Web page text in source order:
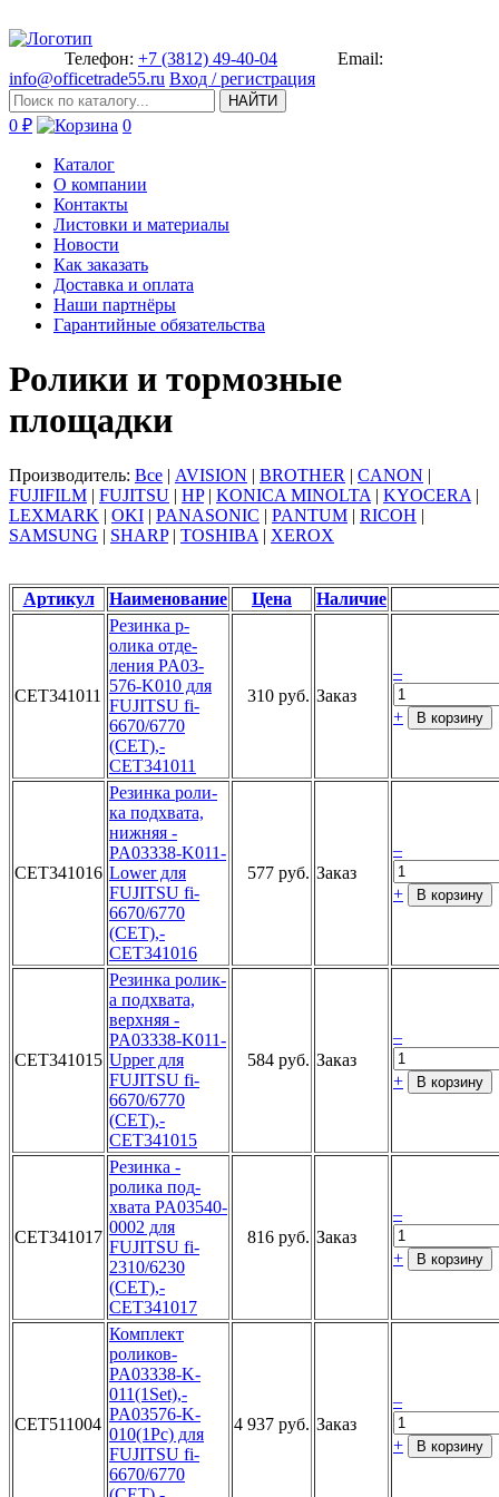
Телефон: +7 (3812) 49-40-04
Email:
info@officetrade55.ru Вход / регистрация
НАЙТИ
0 ₽ 0
Каталог
О компании
Контакты
Листовки и материалы
Новости
Как заказать
Доставка и оплата
Наши партнёры
Гарантийные обязательства
Ролики и тормозные
площадки
Производитель: Все | AVISION | BROTHER | CANON |
FUJIFILM | FUJITSU | HP| KONICA MINOLTA | KYOCERA |
LEXMARK | OKI | PANASONIC | PANTUM | RICOH |
SAMSUNG | SHARP| TOSHIBA | XEROX
Артикул Наименование Цена Наличие
CET341011
Резинка р­
олика отде­
ления PA03­
576-K010 д­ля
FUJITSU­ fi-
6670/6­770
(CET),­
CET341011­
310 руб. Заказ
–
+ В корзину
CET341016
Ре­зинка роли­
ка подхват­а,
нижняя ­
PA03338-K0­11-
Lower д­ля
FUJITSU­ fi-
6670/6­770
(CET),­
CET341016­
577 руб. Заказ
–
+ В корзину
CET341015
Рез­инка ролик­
а подхвата­,
верхняя ­
PA03338-K0­11-
Upper д­ля
FUJITSU­ fi-
6670/6­770
(CET),­
CET341015­
584 руб. Заказ
–
+ В корзину
CET341017
Резинка ­
ролика под­
хвата PA03­540-
0002 д­ля
FUJITSU­ fi-
2310/6­230
(CET),­
CET341017­
816 руб. Заказ
–
+ В корзину
CET511004
Компле­кт
роликов­
PA03338-K­
011(1Set),­
PA03576-K­
010(1Pc) д­ля
FUJITSU­ fi-
6670/6­770
4 937 руб. Заказ
–
+ В корзину